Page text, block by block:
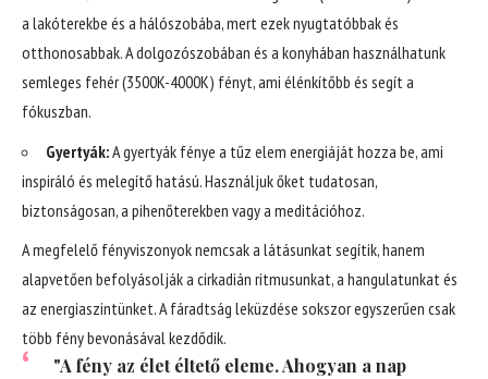
a lakóterekbe és a hálószobába, mert ezek nyugtatóbbak és
otthonosabbak. A dolgozószobában és a konyhában használhatunk
semleges fehér (3500K-4000K) fényt, ami élénkítőbb és segít a
fókuszban.
Gyertyák:A gyertyák fénye a tűz elem energiáját hozza be, ami
inspiráló és melegítő hatású. Használjuk őket tudatosan,
biztonságosan, a pihenőterekben vagy a meditációhoz.
A megfelelő fényviszonyok nemcsak a látásunkat segítik, hanem
alapvetően befolyásolják a cirkadián ritmusunkat, a hangulatunkat és
az energiaszintünket. A fáradtság leküzdése sokszor egyszerűen csak
több fény bevonásával kezdődik.
"A fény az élet éltető eleme. Ahogyan a nap